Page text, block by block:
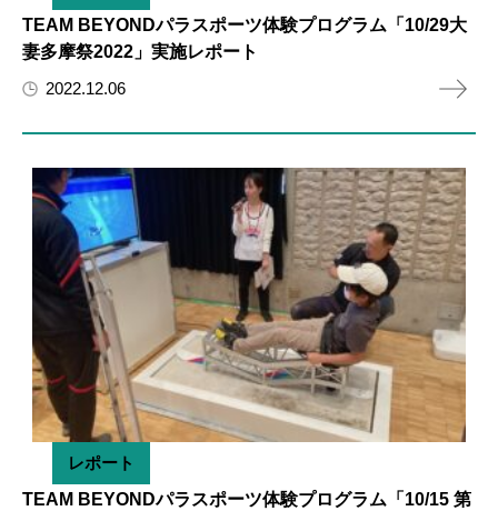
TEAM BEYONDパラスポーツ体験プログラム「10/29大
妻多摩祭2022」実施レポート
2022.12.06
レポート
TEAM BEYONDパラスポーツ体験プログラム「10/15 第